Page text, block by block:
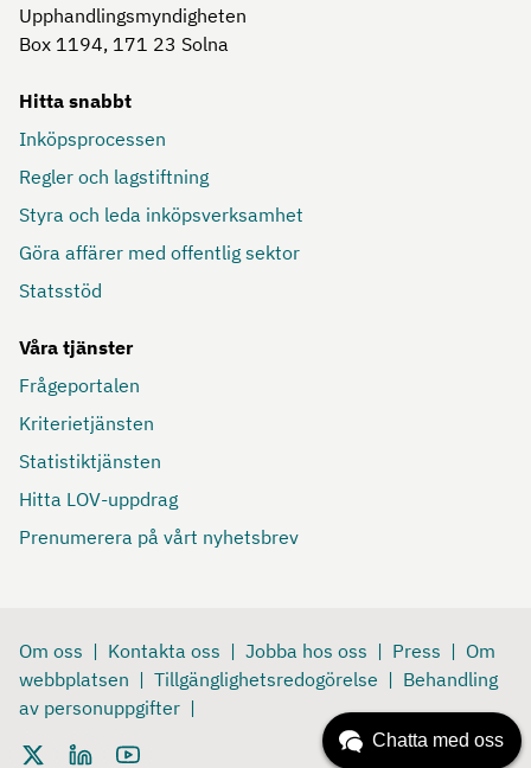
Upphandlingsmyndigheten
Box 1194, 171 23 Solna
Hitta snabbt
Inköpsprocessen
Regler och lagstiftning
Styra och leda inköpsverksamhet
Göra affärer med offentlig sektor
Statsstöd
Våra tjänster
Frågeportalen
Kriterietjänsten
Statistiktjänsten
Hitta LOV-uppdrag
Prenumerera på vårt nyhetsbrev
Om oss Kontakta oss Jobba hos oss Press
Om
webbplatsen
Tillgänglighetsredogörelse
Behandling
av personuppgifter